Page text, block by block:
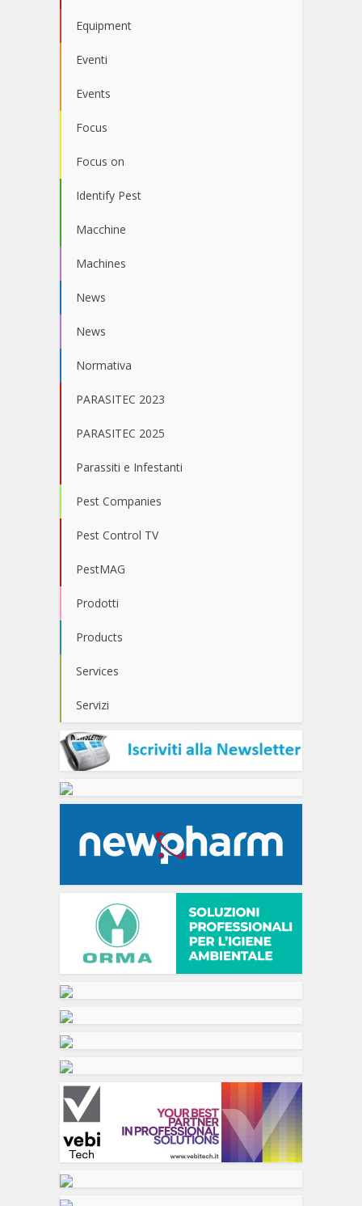
Equipment
Eventi
Events
Focus
Focus on
Identify Pest
Macchine
Machines
News
News
Normativa
PARASITEC 2023
PARASITEC 2025
Parassiti e Infestanti
Pest Companies
Pest Control TV
PestMAG
Prodotti
Products
Services
Servizi